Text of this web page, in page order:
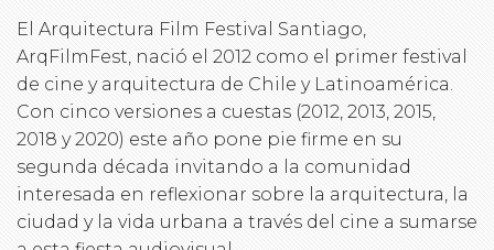
El Arquitectura Film Festival Santiago,
ArqFilmFest, nació el 2012 como el primer festival
de cine y arquitectura de Chile y Latinoamérica.
Con cinco versiones a cuestas (2012, 2013, 2015,
2018 y 2020) este año pone pie firme en su
segunda década invitando a la comunidad
interesada en reflexionar sobre la arquitectura, la
ciudad y la vida urbana a través del cine a sumarse